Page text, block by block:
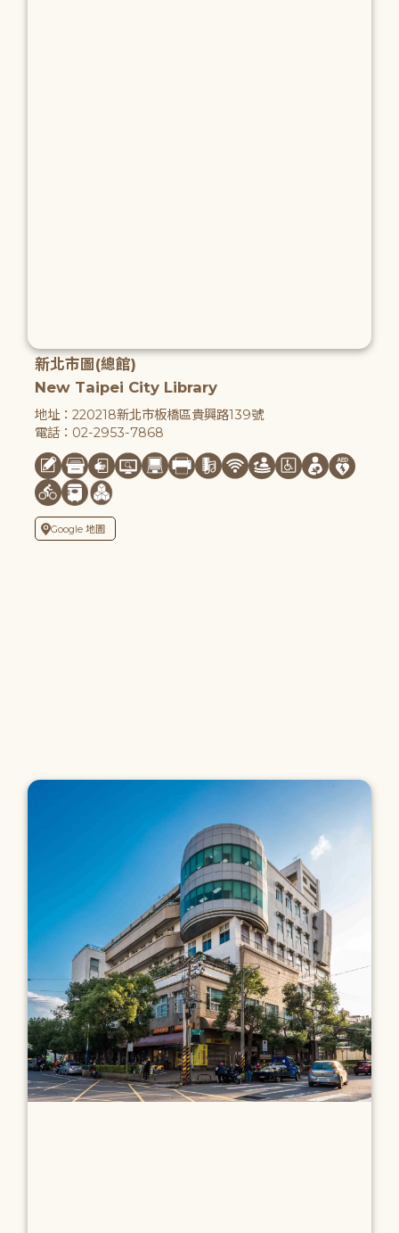
新北市圖(總館)
New Taipei City Library
地址：220218新北市板橋區貴興路139號
電話：02-2953-7868
Google 地圖